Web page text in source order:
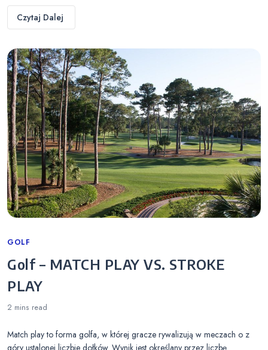
Czytaj Dalej
Categories
GOLF
Golf – MATCH PLAY VS. STROKE
PLAY
2 mins read
Match play to forma golfa, w której gracze rywalizują w meczach o z
góry ustalonej liczbie dołków. Wynik jest określany przez liczbę